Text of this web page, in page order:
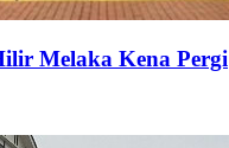
Melaka Kena Pergi